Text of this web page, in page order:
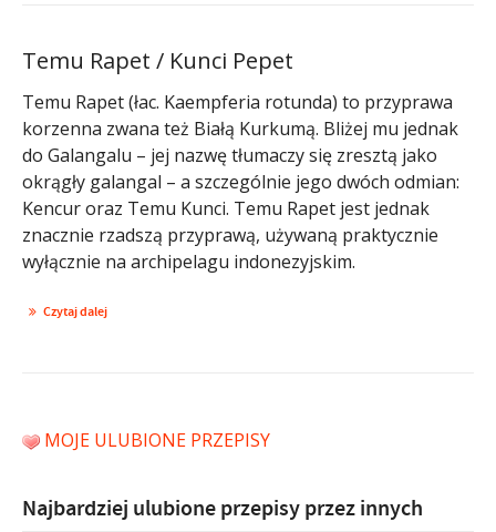
Temu Rapet / Kunci Pepet
Temu Rapet (łac. Kaempferia rotunda) to przyprawa
korzenna zwana też Białą Kurkumą. Bliżej mu jednak
do Galangalu – jej nazwę tłumaczy się zresztą jako
okrągły galangal – a szczególnie jego dwóch odmian:
Kencur oraz Temu Kunci. Temu Rapet jest jednak
znacznie rzadszą przyprawą, używaną praktycznie
wyłącznie na archipelagu indonezyjskim.
Czytaj dalej
MOJE ULUBIONE PRZEPISY
Najbardziej ulubione przepisy przez innych